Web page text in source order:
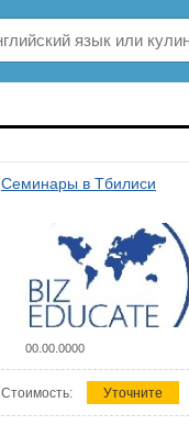
Семинары в Тбилиси
00.00.0000
Стоимость: Уточните